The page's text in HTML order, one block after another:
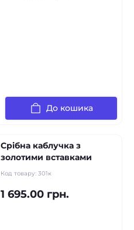
До кошика
Срібна каблучка з
золотими вставками
Код товару: 301к
1 695.00 грн.